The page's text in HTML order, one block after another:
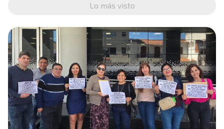
Lo más visto